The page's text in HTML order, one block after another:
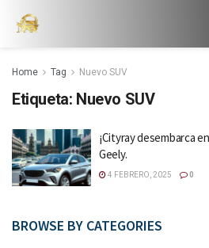
Home Tag Nuevo SUV
Etiqueta: Nuevo SUV
¡Cityray desembarca
Geely.
4 FEBRERO, 2025 0
BROWSE BY CATEGORIES